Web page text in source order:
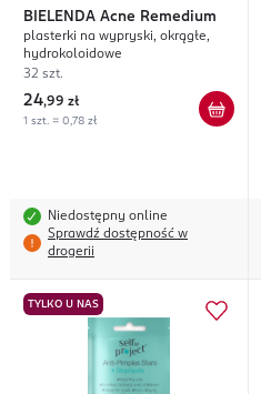
BIELENDA Acne Remedium
plasterki na wypryski, okrągłe,
hydrokoloidowe
32 szt.
24,99 zł
1 szt. = 0,78 zł
Niedostępny online
Sprawdź dostępność w
drogerii
TYLKO U NAS